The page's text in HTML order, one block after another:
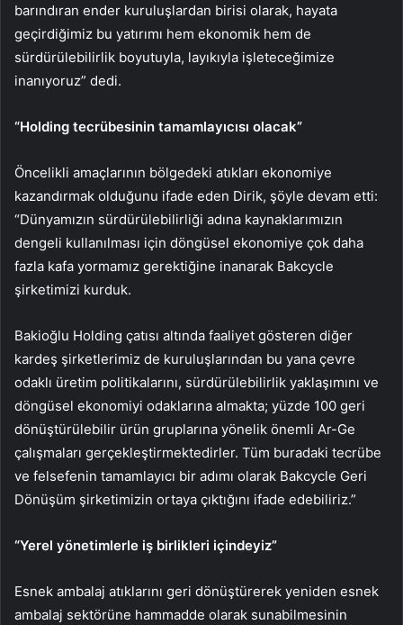
barındıran ender kuruluşlardan birisi olarak, hayata
geçirdiğimiz bu yatırımı hem ekonomik hem de
sürdürülebilirlik boyutuyla, layıkıyla işleteceğimize
inanıyoruz” dedi.
“Holding tecrübesinin tamamlayıcısı olacak”
Öncelikli amaçlarının bölgedeki atıkları ekonomiye
kazandırmak olduğunu ifade eden Dirik, şöyle devam etti:
“Dünyamızın sürdürülebilirliği adına kaynaklarımızın
dengeli kullanılması için döngüsel ekonomiye çok daha
fazla kafa yormamız gerektiğine inanarak Bakcycle
şirketimizi kurduk.
Bakioğlu Holding çatısı altında faaliyet gösteren diğer
kardeş şirketlerimiz de kuruluşlarından bu yana çevre
odaklı üretim politikalarını, sürdürülebilirlik yaklaşımını ve
döngüsel ekonomiyi odaklarına almakta; yüzde 100 geri
dönüştürülebilir ürün gruplarına yönelik önemli Ar-Ge
çalışmaları gerçekleştirmektedirler. Tüm buradaki tecrübe
ve felsefenin tamamlayıcı bir adımı olarak Bakcycle Geri
Dönüşüm şirketimizin ortaya çıktığını ifade edebiliriz.”
“Yerel yönetimlerle iş birlikleri içindeyiz”
Esnek ambalaj atıklarını geri dönüştürerek yeniden esnek
ambalaj sektörüne hammadde olarak sunabilmesinin